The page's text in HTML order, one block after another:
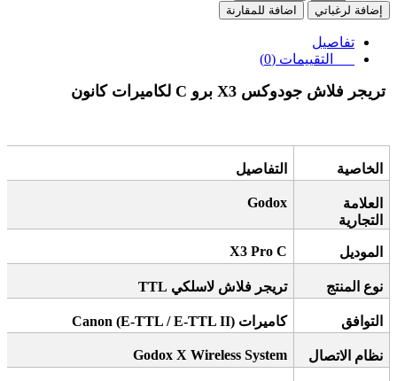
إضافة لرغباتي
اضافة للمقارنة
تفاصيل
التقييمات (0)
تريجر فلاش جودوكس X3 برو C لكاميرات كانون
الخاصية التفاصيل
العلامة
التجارية
Godox
الموديل X3 Pro C
نوع المنتج تريجر فلاش لاسلكي
التوافق كاميرات Canon (E-TTL / E-TTL II)
نظام الاتصال Godox X Wireless System